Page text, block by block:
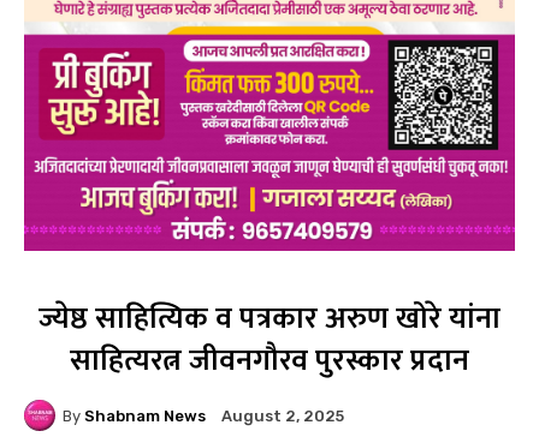
ज्येष्ठ साहित्यिक व पत्रकार अरुण खोरे यांना
साहित्यरत्न जीवनगौरव पुरस्कार प्रदान
By Shabnam News August 2, 2025